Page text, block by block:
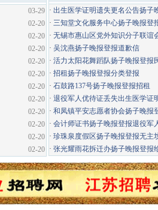
· 出生医学证明遗失更名公告扬子
· 三知堂文化服务中心扬子晚报登
· 无锡市惠山区党外知识分子联谊
· 吴沈燕扬子晚报登报道歉信
· 活力太阳花舞蹈队扬子晚报登报
· 招租扬子晚报登报分类登报
· 石鼓路137号扬子晚报登报招租
· 退役军人优待证丢失出生医学证
· 和凤镇平安志愿者协会扬子晚报
· 会计师证书扬子晚报登报退役军
· 珍珠泉度假区扬子晚报登报无主
· 张光耀雨花拆迁办扬子晚报登报
03-29
02-20
02-20
02-20
02-20
02-20
02-20
02-20
02-20
02-20
02-20
02-20